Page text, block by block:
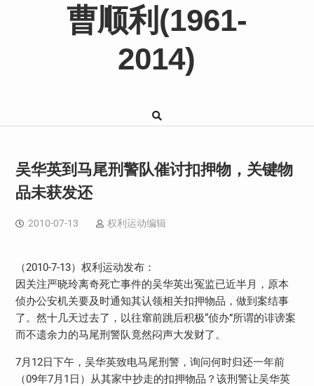
曹顺利(1961-
2014)
吴华英到马尾刑警队催讨扣押物，关键物
品未获发还
2010-07-13 权利运动编辑
（2010-7-13）权利运动发布：
因关注严晓玲离奇死亡事件的吴华英出冤监已近半月，原本
侦办公安机关要及时通知其认领相关扣押物品，做到案结事
了。然十几天过去了，以往窜前跳后积极“侦办”所谓的诽谤案
而不遗余力的马尾刑警队竟然闷声大发财了。
7月12日下午，吴华英致电马尾刑警，询问何时归还一年前
（09年7月1日）从其家中抄走的扣押物品？该刑警让吴华英